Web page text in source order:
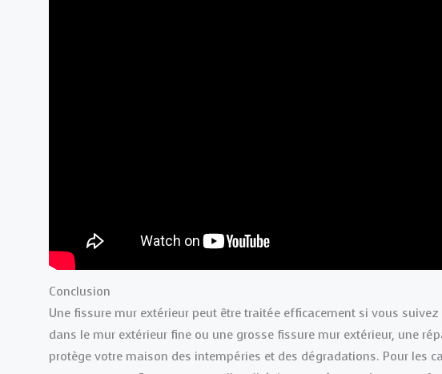
Conclusion
Une fissure mur extérieur peut être traitée efficacement si vous
dans le mur extérieur fine ou une grosse fissure mur extérieur, une
protège votre maison des intempéries et des dégradations. Pour les